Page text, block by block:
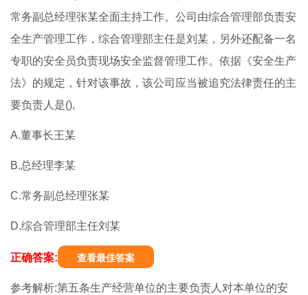
常务副总经理张某全面主持工作。公司由综合管理部负责安
全生产管理工作，综合管理部主任是刘某，另外还配备一名
专职的安全员负责现场安全监督管理工作。依据《安全生产
法》的规定，针对该事故，该公司应当被追究法律责任的主
要负责人是(),
A.董事长王某
B.总经理李某
C.常务副总经理张某
D.综合管理部主任刘某
正确答案: 查看最佳答案
参考解析:第五条生产经营单位的主要负责人对本单位的安